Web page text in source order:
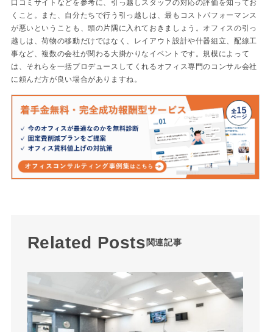
口コミサイトなどを参考に、引っ越しスタッフの対応の評価を知ってお
くこと。また、自分たちで行う引っ越しは、最もコストパフォーマンス
が悪いということも、頭の片隅に入れておきましょう。オフィスの引っ
越しは、荷物の移動だけではなく、レイアウト設計や什器組立、配線工
事など、複数の会社が関わる大掛かりなイベントです。規模によって
は、それらを一括プロデュースしてくれるオフィス専門のコンサル会社
に頼んだ方が良い場合がありますね。
Related Posts 関連記事